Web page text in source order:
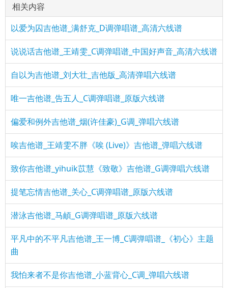
相关内容
以爱为囚吉他谱_满舒克_D调弹唱谱_高清六线谱
说说话吉他谱_王靖雯_C调弹唱谱_中国好声音_高清六线谱
自以为吉他谱_刘大壮_吉他版_高清弹唱六线谱
唯一吉他谱_告五人_C调弹唱谱_原版六线谱
偏爱和例外吉他谱_烟(许佳豪)_G调_弹唱六线谱
唉吉他谱_王靖雯不胖《唉 (Live)》吉他谱_弹唱六线谱
致你吉他谱_yihuik苡慧《致敬》吉他谱_G调弹唱六线谱
提笔忘情吉他谱_关心_C调弹唱谱_原版六线谱
潜泳吉他谱_马頔_G调弹唱谱_原版六线谱
平凡中的不平凡吉他谱_王一博_C调弹唱谱_《初心》主题
曲
我怕来者不是你吉他谱_小蓝背心_C调_弹唱六线谱